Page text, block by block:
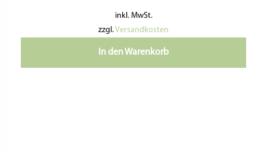
inkl. MwSt.
zzgl.Versandkosten
In den Warenkorb